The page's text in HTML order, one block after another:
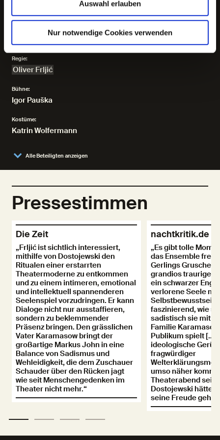
Auswahl erlauben
Nur notwendige Cookies verwenden
Eva Maria Nikolaus, Michael Prelle
Liam Adamsberger, Wendelin Mutaniol
Alle Beteiligten anzeigen
Regie:
Oliver Frljić
Bühne:
Igor Pauška
Kostüme:
Katrin Wolfermann
Pressestimmen
Die Zeit
„Frljić ist sichtlich interessiert,
mithilfe von Dostojewski den
Ritualen einer erstarrten
Theatermoderne zu entkommen
und zu einem intimeren, emotional
und intellektuell spannenderen
Seelenspiel vorzudringen. Er kann
Dialoge nicht nur ausstaffieren,
sondern zu beklemmender
Präsenz bringen. Den grässlichen
Vater Karamasow bringt der
großartige Markus John in eine
Balance von Sadismus und
Wehleidigkeit, die dem Zuschauer
Schauder über den Rücken jagt
wie seit Menschengedenken im
Theater nicht mehr.“
nachtkritik.de
„Es gibt tolle
das Ensemble
Gerlings
grandios traurige
ein schwarzer
verlorene Seele
faszinierend, wie
sadistisch sie mit
Familie
Publikum spielt […]
ideologische
fragwürdiger
umso näher
Theaterabend
Dostojewski hätte
seine Freude